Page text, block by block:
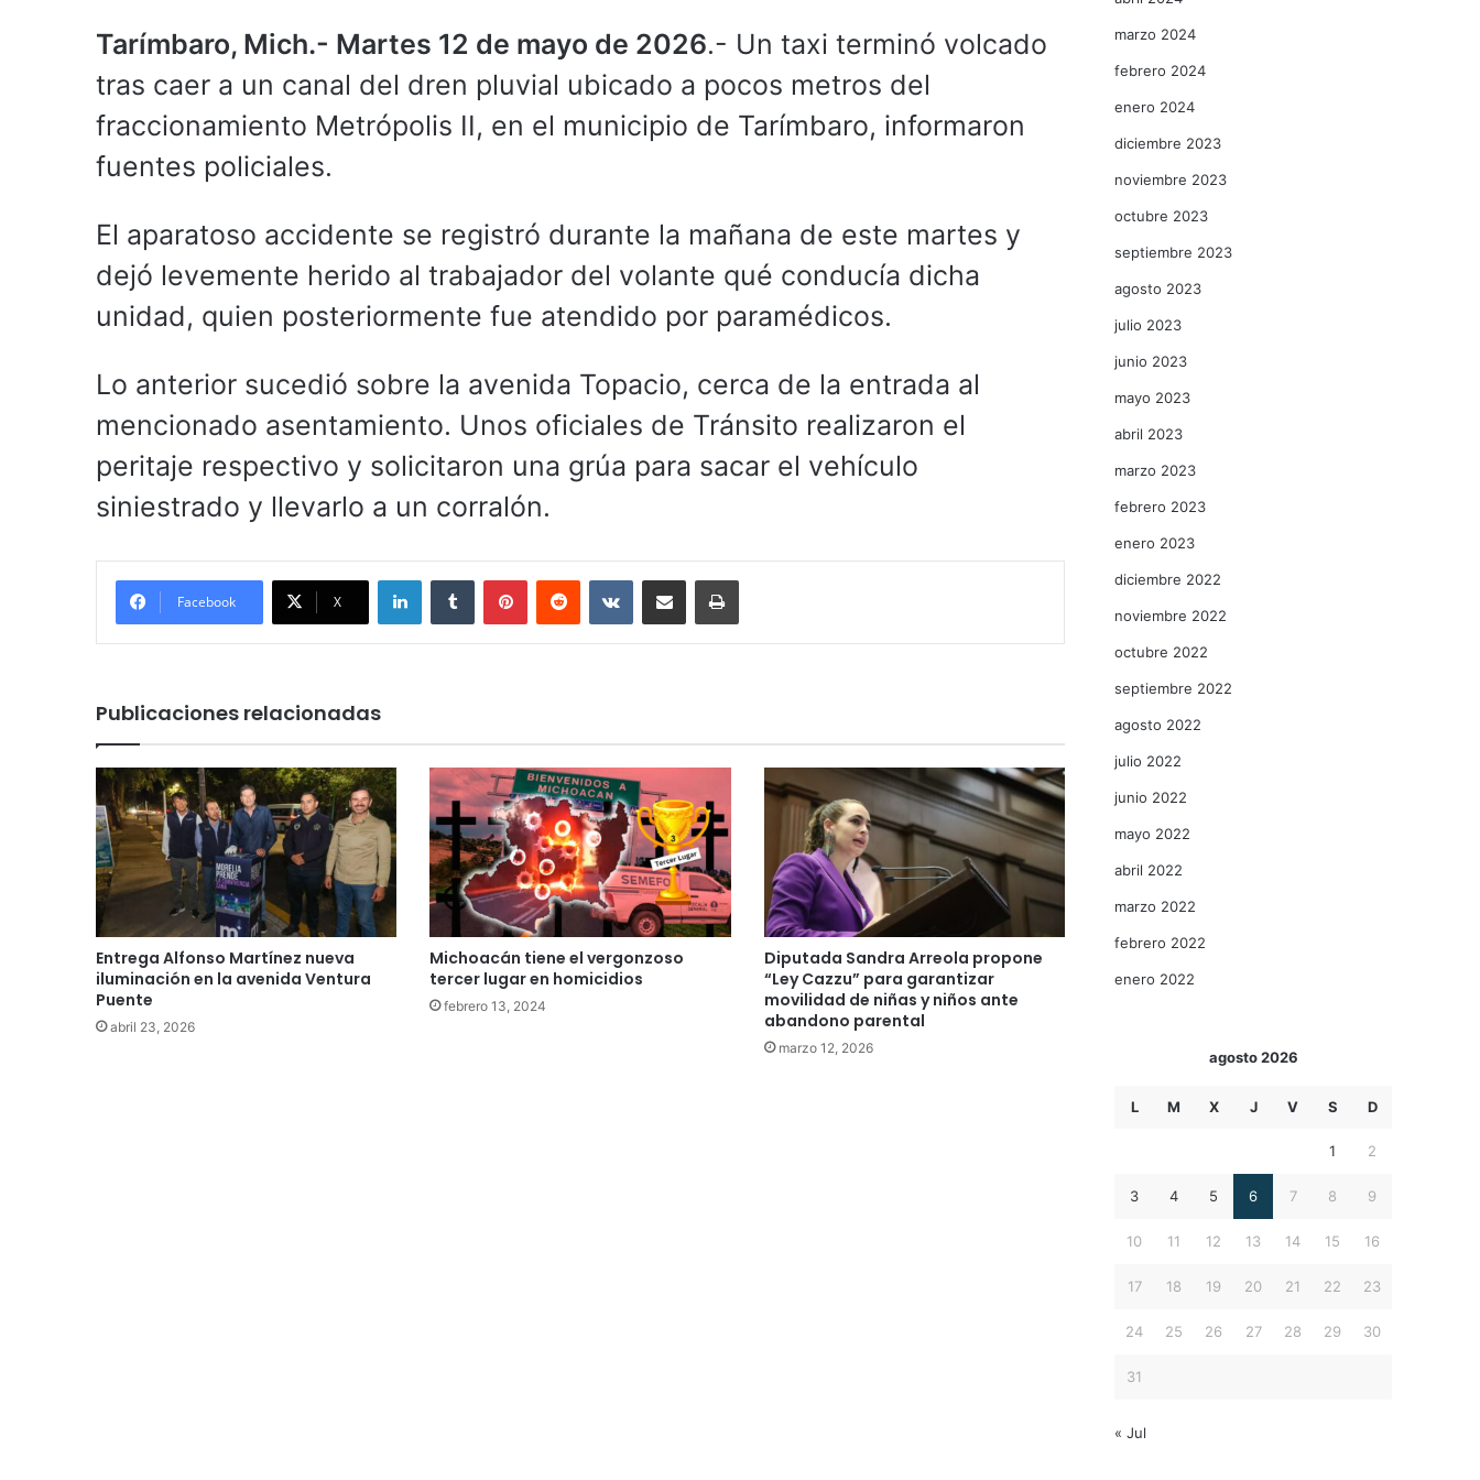
Tarímbaro, Mich.- Martes 12 de mayo de 2026.- Un taxi terminó volcado
tras caer a un canal del dren pluvial ubicado a pocos metros del
fraccionamiento Metrópolis II, en el municipio de Tarímbaro, informaron
fuentes policiales.
El aparatoso accidente se registró durante la mañana de este martes y
dejó levemente herido al trabajador del volante qué conducía dicha
unidad, quien posteriormente fue atendido por paramédicos.
Lo anterior sucedió sobre la avenida Topacio, cerca de la entrada al
mencionado asentamiento. Unos oficiales de Tránsito realizaron el
peritaje respectivo y solicitaron una grúa para sacar el vehículo
siniestrado y llevarlo a un corralón.
Facebook X
LinkedInTumblr PinterestReddit VKontakteCompartir por correo electrónicoImprimir
Publicaciones relacionadas
Entrega Alfonso Martínez nueva
iluminación en la avenida Ventura
Puente
abril 23, 2026
Michoacán tiene el vergonzoso
tercer lugar en homicidios
febrero 13, 2024
Diputada Sandra Arreola propone
“Ley Cazzu” para garantizar
movilidad de niñas y niños ante
abandono parental
marzo 12, 2026
marzo 2024
febrero 2024
enero 2024
diciembre 2023
noviembre 2023
octubre 2023
septiembre 2023
agosto 2023
julio 2023
junio 2023
mayo 2023
abril 2023
marzo 2023
febrero 2023
enero 2023
diciembre 2022
noviembre 2022
octubre 2022
septiembre 2022
agosto 2022
julio 2022
junio 2022
mayo 2022
abril 2022
marzo 2022
febrero 2022
enero 2022
agosto 2026
L M X J V S D
1 2
3 4 5 6 7 8 9
10 11 12 13 14 15 16
17 18 19 20 21 22 23
24 25 26 27 28 29 30
31
« Jul